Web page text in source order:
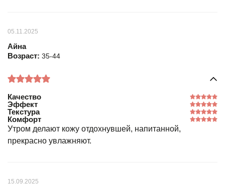
05.11.2025
Айна
Возраст: 35-44
Качество
Эффект
Текстура
Комфорт
Утром делают кожу отдохнувшей, напитанной,
прекрасно увлажняют.
15.09.2025